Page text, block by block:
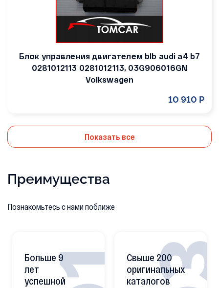
Блок управления двигателем blb audi a4 b7
0281012113 0281012113, 03G906016GN
Volkswagen
10 910 Р
Показать все
Преимущества
Познакомьтесь с нами поближе
Больше 9
лет
успешной
Свыше 200
оригинальных
каталогов